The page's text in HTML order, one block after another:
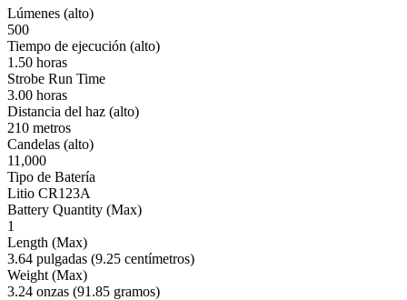
Lúmenes (alto)
500
Tiempo de ejecución (alto)
1.50 horas
Strobe Run Time
3.00 horas
Distancia del haz (alto)
210 metros
Candelas (alto)
11,000
Tipo de Batería
Litio CR123A
Battery Quantity (Max)
1
Length (Max)
3.64 pulgadas (9.25 centímetros)
Weight (Max)
3.24 onzas (91.85 gramos)